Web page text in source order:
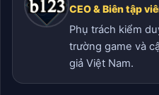
CEO & Biên tập
Phụ trách kiểm
trường game và
giả Việt Nam.